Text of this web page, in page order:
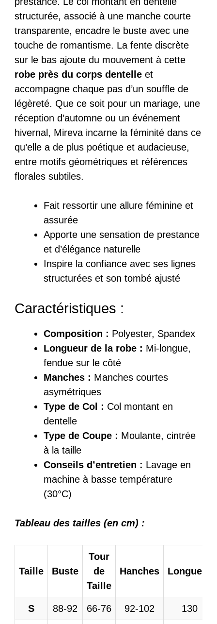
structurée, associé à une manche courte
transparente, encadre le buste avec une
touche de romantisme. La fente discrète
sur le bas ajoute du mouvement à cette
robe près du corps dentelle et
accompagne chaque pas d’un souffle de
légèreté. Que ce soit pour un mariage, une
réception d’automne ou un événement
hivernal, Mireva incarne la féminité dans ce
qu’elle a de plus poétique et audacieuse,
entre motifs géométriques et références
florales subtiles.
Fait ressortir une allure féminine et
assurée
Apporte une sensation de prestance
et d’élégance naturelle
Inspire la confiance avec ses lignes
structurées et son tombé ajusté
Caractéristiques :
Composition : Polyester, Spandex
Longueur de la robe : Mi-longue,
fendue sur le côté
Manches : Manches courtes
asymétriques
Type de Col : Col montant en
dentelle
Type de Coupe : Moulante, cintrée
à la taille
Conseils d’entretien : Lavage en
machine à basse température
(30°C)
Tableau des tailles (en cm) :
Taille Buste
Tour
de
Taille
Hanches Longueur
S 88-92 66-76 92-102 130